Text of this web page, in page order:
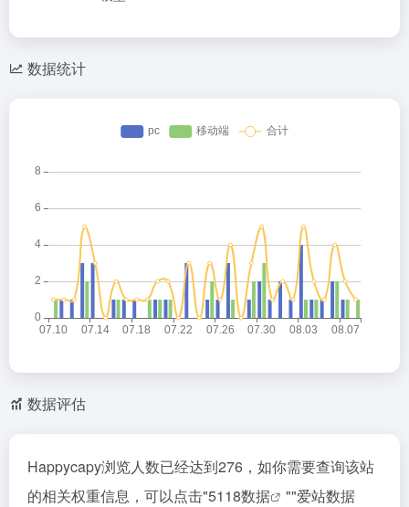
数据统计
数据评估
Happycapy浏览人数已经达到276，如你需要查询该站
的相关权重信息，可以点击"5118数据 ""爱站数据